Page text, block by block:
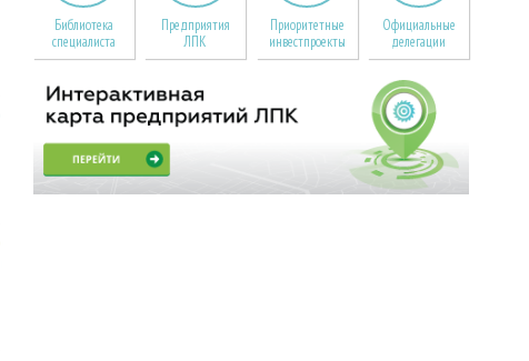
Библиотека
специалиста
Предприятия
ЛПК
Приоритетные
инвестпроекты
Официальные
делегации